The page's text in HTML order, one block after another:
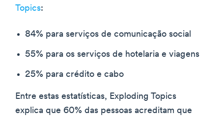
Topics:
84% para serviços de comunicação social
55% para os serviços de hotelaria e viagens
25% para crédito e cabo
Entre estas estatísticas, Exploding Topics
explica que 60% das pessoas acreditam que